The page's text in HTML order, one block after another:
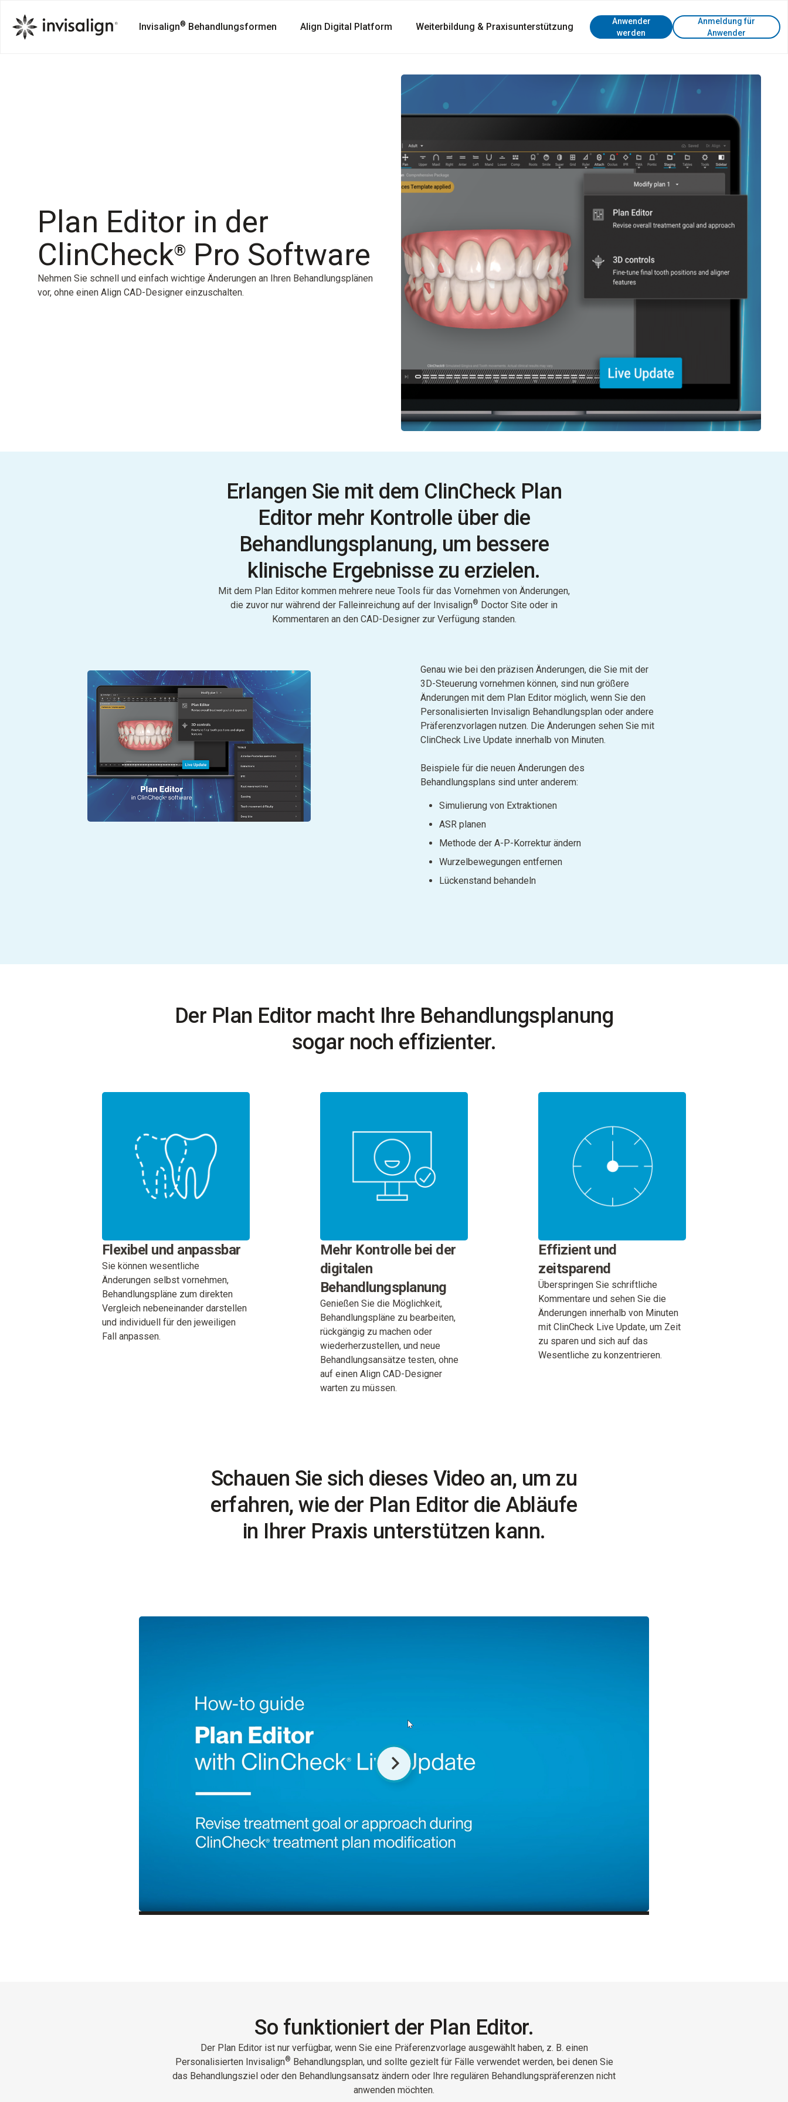
Invisalign® Behandlungsformen Align Digital Platform Weiterbildung & Praxisunterstützung
Anwender
werden
Anmeldung für
Anwender
Plan Editor in der
ClinCheck® Pro Software
Nehmen Sie schnell und einfach wichtige Änderungen an Ihren Behandlungsplänen
vor, ohne einen Align CAD-Designer​ einzuschalten.
Erlangen Sie mit dem ClinCheck Plan
Editor mehr Kontrolle über die
Behandlungsplanung, um bessere
klinische Ergebnisse zu erzielen.
Mit dem Plan Editor kommen mehrere neue Tools für das Vornehmen von Änderungen,
die zuvor nur während der Falleinreichung auf der Invisalign® Doctor Site oder in
Kommentaren an den CAD-Designer zur Verfügung standen.
Genau wie bei den präzisen Änderungen, die Sie mit der
3D-Steuerung vornehmen können, sind nun größere
Änderungen mit dem Plan Editor möglich, wenn Sie den
Personalisierten Invisalign Behandlungsplan oder andere
Präferenzvorlagen nutzen. Die Änderungen sehen Sie mit
ClinCheck Live Update innerhalb von Minuten.
Beispiele für die neuen Änderungen des
Behandlungsplans sind unter anderem:
Simulierung von Extraktionen
ASR planen
Methode der A-P-Korrektur ändern
Wurzelbewegungen entfernen
Lückenstand behandeln
Der Plan Editor macht Ihre Behandlungsplanung
sogar noch effizienter.
Flexibel und anpassbar
Sie können wesentliche
Änderungen selbst vornehmen,
Behandlungspläne zum direkten
Vergleich nebeneinander darstellen
und individuell für den jeweiligen
Fall anpassen.
Mehr Kontrolle bei der
digitalen
Behandlungsplanung
Genießen Sie die Möglichkeit,
Behandlungspläne zu bearbeiten,
rückgängig zu machen oder
wiederherzustellen, und neue
Behandlungsansätze testen, ohne
auf einen Align CAD-Designer​
warten zu müssen.
Effizient und
zeitsparend
Überspringen Sie schriftliche
Kommentare und sehen Sie die
Änderungen innerhalb von Minuten
mit ClinCheck Live Update, um Zeit
zu sparen und sich auf das
Wesentliche zu konzentrieren.
Schauen Sie sich dieses Video an, um zu
erfahren, wie der Plan Editor die Abläufe
in Ihrer Praxis unterstützen kann.
So funktioniert der Plan Editor.
Der Plan Editor ist nur verfügbar, wenn Sie eine Präferenzvorlage ausgewählt haben, z. B. einen
Personalisierten Invisalign® Behandlungsplan, und sollte gezielt für Fälle verwendet werden, bei denen Sie
das Behandlungsziel oder den Behandlungsansatz ändern oder Ihre regulären Behandlungspräferenzen nicht
anwenden möchten.